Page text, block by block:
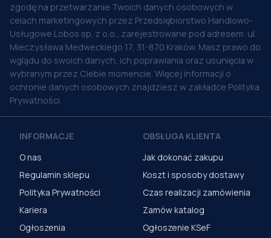
zgodę na przetwarzanie Twoich danych osobowych w
celach marketingowych przez Przedsiębiorstwo Handlowo-
Usługowe Lobos sp. z o.o., zarejestrowane pod adresem: ul.
Mieczysława Medweckiego 17, 31-870 Kraków. Masz prawo do
wglądu do swoich danych, ich poprawiania oraz usunięcia w
wybranym przez Ciebie momencie. Więcej informacji o
ochronie danych osobowych znajdziesz w zakładce Polityka
Prywatności.
INFORMACJE
O nas
Regulamin sklepu
Polityka Prywatności
Kariera
Ogłoszenia
OBSŁUGA KLIENTA
Jak dokonać zakupu
Koszt i sposoby dostawy
Czas realizacji zamówienia
Zamów katalog
Ogłoszenie KSeF